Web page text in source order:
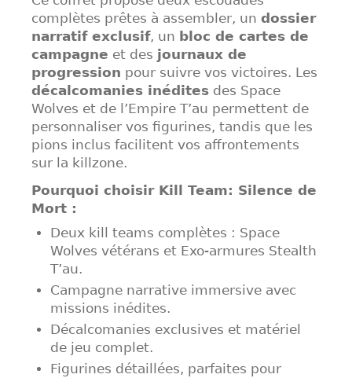
complètes prêtes à assembler, un dossier
narratif exclusif, un bloc de cartes de
campagne et des journaux de
progression pour suivre vos victoires. Les
décalcomanies inédites des Space
Wolves et de l’Empire T’au permettent de
personnaliser vos figurines, tandis que les
pions inclus facilitent vos affrontements
sur la killzone.
Pourquoi choisir Kill Team: Silence de
Mort :
Deux kill teams complètes : Space
Wolves vétérans et Exo-armures Stealth
T’au.
Campagne narrative immersive avec
missions inédites.
Décalcomanies exclusives et matériel
de jeu complet.
Figurines détaillées, parfaites pour